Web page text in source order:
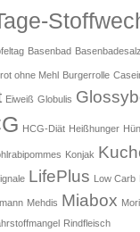
Basenbad Basenbadesalz
ohne Mehl Burgerrolle
Eiweiß Globulis
HCG-Diät Heißhunger
Konjak
LifePlus Low Carb
Mehdis Miabox
Rindfleisch